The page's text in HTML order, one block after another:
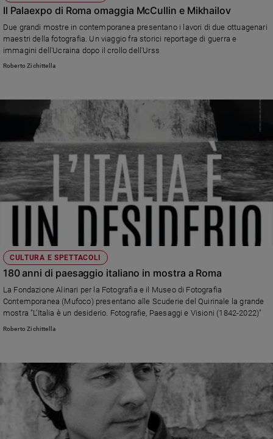
Il Palaexpo di Roma omaggia McCullin e Mikhailov
Due grandi mostre in contemporanea presentano i lavori di due ottuagenari
maestri della fotografia. Un viaggio fra storici reportage di guerra e
immagini dell'Ucraina dopo il crollo dell'Urss
Roberto Zichittella
CULTURA E SPETTACOLI
180 anni di paesaggio italiano in mostra a Roma
La Fondazione Alinari per la Fotografia e il Museo di Fotografia
Contemporanea (Mufoco) presentano alle Scuderie del Quirinale la grande
mostra "L’Italia è un desiderio. Fotografie, Paesaggi e Visioni (1842-2022)"
Roberto Zichittella